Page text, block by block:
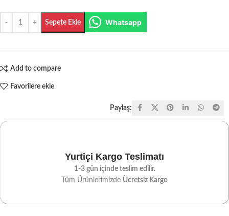
Sepete Ekle Whatsapp
Add to compare
Favorilere ekle
Paylaş:
Yurtiçi Kargo Teslimatı
1-3 gün içinde teslim edilir.
Tüm Ürünlerimizde Ücretsiz Kargo